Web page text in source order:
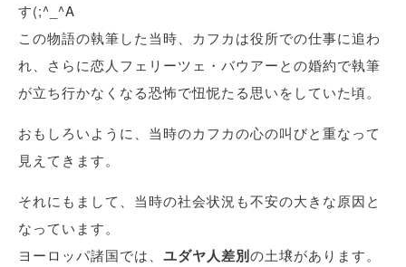
す(;^_^A
この物語の執筆した当時、カフカは役所での仕事に追わ
れ、さらに恋人フェリーツェ・バウアーとの婚約で執筆
が立ち行かなくなる恐怖で忸怩たる思いをしていた頃。
おもしろいように、当時のカフカの心の叫びと重なって
見えてきます。
それにもまして、当時の社会状況も不安の大きな原因と
なっています。
ヨーロッパ諸国では、 ユダヤ人差別の土壌があります。